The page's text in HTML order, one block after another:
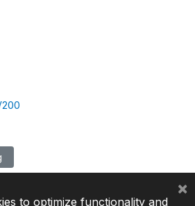
to optimize functionality and
×